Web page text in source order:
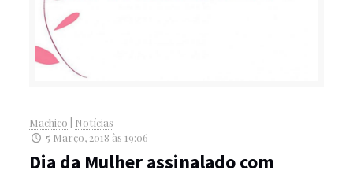
Machico
Notícias
5 Março, 2018 às 19:06
Dia da Mulher assinalado com